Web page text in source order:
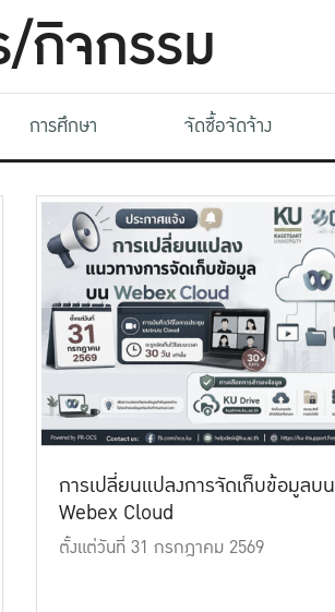
/กิจกรรม
การศึกษา จัดซื้อจัดจ้าง
การเปลี่ยนแปลงการจัดเก็บข้อมูลบน
Webex Cloud
ตั้งแต่วันที่ 31 กรกฎาคม 2569